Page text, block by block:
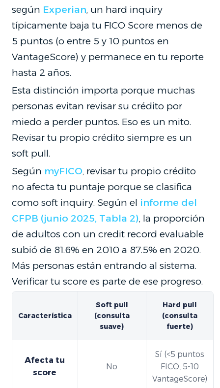
según Experian, un hard inquiry
típicamente baja tu FICO Score menos de
5 puntos (o entre 5 y 10 puntos en
VantageScore) y permanece en tu reporte
hasta 2 años.
Esta distinción importa porque muchas
personas evitan revisar su crédito por
miedo a perder puntos. Eso es un mito.
Revisar tu propio crédito siempre es un
soft pull.
Según myFICO, revisar tu propio crédito
no afecta tu puntaje porque se clasifica
como soft inquiry. Según el informe del
CFPB (junio 2025, Tabla 2), la proporción
de adultos con un credit record evaluable
subió de 81.6% en 2010 a 87.5% en 2020.
Más personas están entrando al sistema.
Verificar tu score es parte de ese progreso.
Característica
Soft pull
(consulta
suave)
Hard pull
(consulta
fuerte)
Afecta tu
score
No
Sí (<5 puntos
FICO, 5-10
VantageScore)